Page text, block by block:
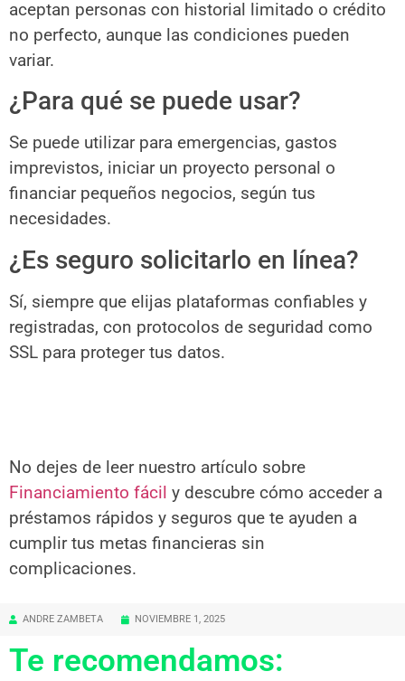
aceptan personas con historial limitado o crédito
no perfecto, aunque las condiciones pueden
variar.
¿Para qué se puede usar?
Se puede utilizar para emergencias, gastos
imprevistos, iniciar un proyecto personal o
financiar pequeños negocios, según tus
necesidades.
¿Es seguro solicitarlo en línea?
Sí, siempre que elijas plataformas confiables y
registradas, con protocolos de seguridad como
SSL para proteger tus datos.
No dejes de leer nuestro artículo sobre
Financiamiento fácil y descubre cómo acceder a
préstamos rápidos y seguros que te ayuden a
cumplir tus metas financieras sin
complicaciones.
ANDRE ZAMBETA NOVIEMBRE 1, 2025
Te recomendamos: